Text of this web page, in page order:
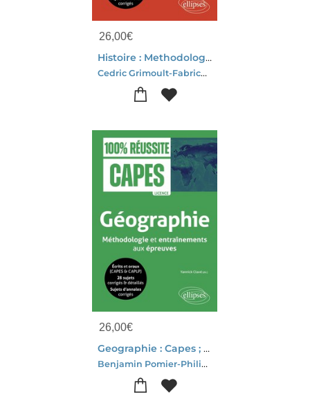
26,00€
Histoire : Methodologie Et Entrainements Aux Epreuves
Cedric Grimoult-Fabrice Guizard-Alexandre Giunta-Yannick Clave
26,00€
Geographie : Capes ; Methodologie Et Entrainements Aux Epreuves
Benjamin Pomier-Philippe Quach-Marie-francoise Fleury-Benoit Seurot-Yannick Clave-Simon Roche